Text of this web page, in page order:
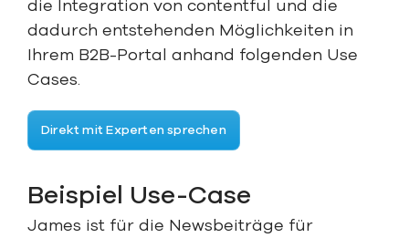
die Integration von contentful und die
dadurch entstehenden Möglichkeiten in
Ihrem B2B-Portal anhand folgenden Use
Cases.
Direkt mit Experten sprechen
Beispiel Use-Case
James ist für die Newsbeiträge für